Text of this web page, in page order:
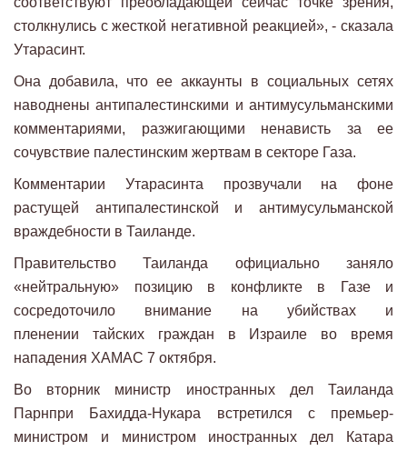
столкнулись с жесткой негативной реакцией», - сказала
Утарасинт.
Она добавила, что ее аккаунты в социальных сетях
наводнены антипалестинскими и антимусульманскими
комментариями, разжигающими ненависть за ее
сочувствие палестинским жертвам в секторе Газа.
Комментарии Утарасинта прозвучали на фоне
растущей антипалестинской и антимусульманской
враждебности в Таиланде.
Правительство Таиланда официально заняло
«нейтральную» позицию в конфликте в Газе и
сосредоточило внимание на убийствах и
пленении тайских граждан в Израиле во время
нападения ХАМАС 7 октября.
Во вторник министр иностранных дел Таиланда
Парнпри Бахидда-Нукара встретился с премьер-
министром и министром иностранных дел Катара